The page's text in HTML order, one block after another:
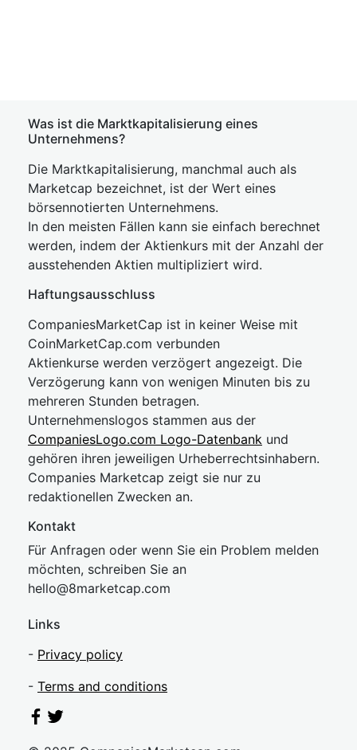
Was ist die Marktkapitalisierung eines
Unternehmens?
Die Marktkapitalisierung, manchmal auch als
Marketcap bezeichnet, ist der Wert eines
börsennotierten Unternehmens.
In den meisten Fällen kann sie einfach berechnet
werden, indem der Aktienkurs mit der Anzahl der
ausstehenden Aktien multipliziert wird.
Haftungsausschluss
CompaniesMarketCap ist in keiner Weise mit
CoinMarketCap.com verbunden
Aktienkurse werden verzögert angezeigt. Die
Verzögerung kann von wenigen Minuten bis zu
mehreren Stunden betragen.
Unternehmenslogos stammen aus der
CompaniesLogo.com Logo-Datenbank und
gehören ihren jeweiligen Urheberrechtsinhabern.
Companies Marketcap zeigt sie nur zu
redaktionellen Zwecken an.
Kontakt
Für Anfragen oder wenn Sie ein Problem melden
möchten, schreiben Sie an
hello@8marketcap.com
Links
- Privacy policy
- Terms and conditions